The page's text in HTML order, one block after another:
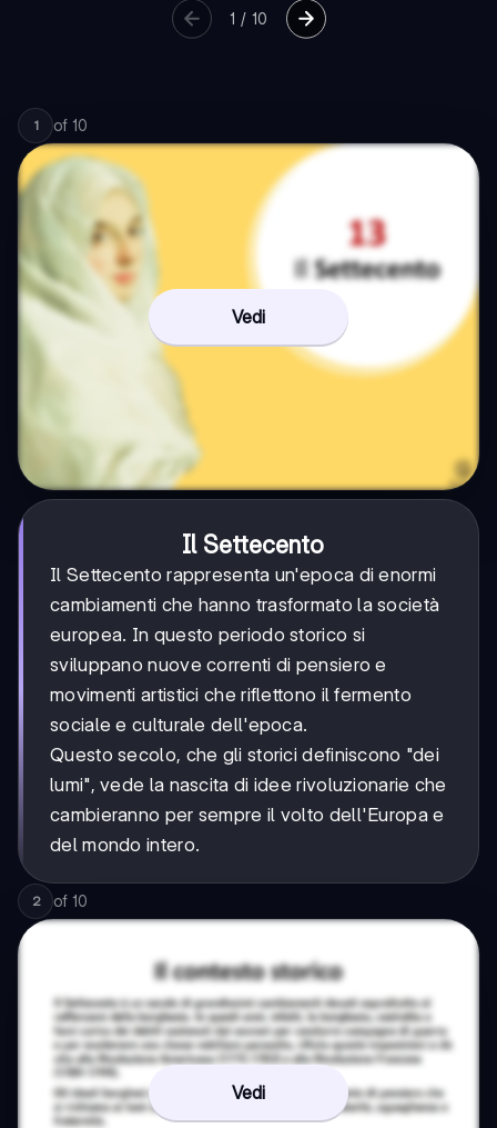
1 / 10
1 of 10
Vedi
Il Settecento
Il Settecento rappresenta un'epoca di enormi
cambiamenti che hanno trasformato la società
europea. In questo periodo storico si
sviluppano nuove correnti di pensiero e
movimenti artistici che riflettono il fermento
sociale e culturale dell'epoca.
Questo secolo, che gli storici definiscono "dei
lumi", vede la nascita di idee rivoluzionarie che
cambieranno per sempre il volto dell'Europa e
del mondo intero.
2 of 10
Vedi